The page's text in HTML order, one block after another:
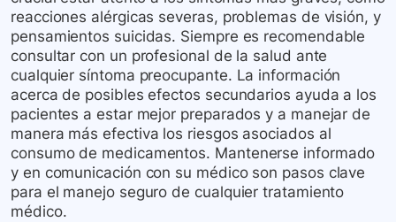
reacciones alérgicas severas, problemas de visión, y
pensamientos suicidas. Siempre es recomendable
consultar con un profesional de la salud ante
cualquier síntoma preocupante. La información
acerca de posibles efectos secundarios ayuda a los
pacientes a estar mejor preparados y a manejar de
manera más efectiva los riesgos asociados al
consumo de medicamentos. Mantenerse informado
y en comunicación con su médico son pasos clave
para el manejo seguro de cualquier tratamiento
médico.